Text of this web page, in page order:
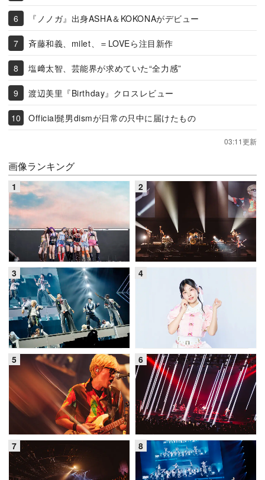
『ノノガ』出身ASHA＆KOKONAがデビュー
斉藤和義、milet、＝LOVEら注目新作
塩﨑太智、芸能界が求めていた“全力感”
渡辺美里『Birthday』クロスレビュー
Official髭男dismが日常の只中に届けたもの
03:11更新
画像ランキング